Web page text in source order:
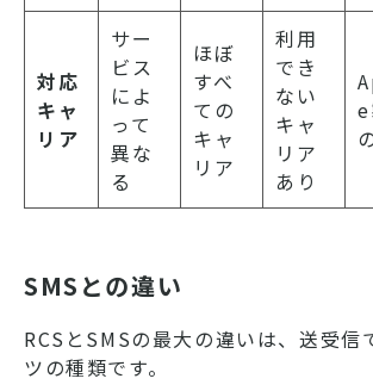
対応
キャ
リア
サー
ビス
によ
って
異な
る
ほぼ
すべ
ての
キャ
リア
利用
でき
ない
キャ
リア
あり
SMSとの違い
RCSとSMSの最大の違いは、送受信
ツの種類です。